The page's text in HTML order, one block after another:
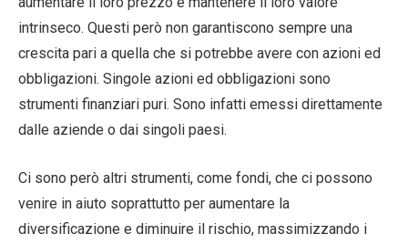
intrinseco. Questi però non garantiscono sempre una
crescita pari a quella che si potrebbe avere con azioni ed
obbligazioni. Singole azioni ed obbligazioni sono
strumenti finanziari puri. Sono infatti emessi direttamente
dalle aziende o dai singoli paesi.
Ci sono però altri strumenti, come fondi, che ci possono
venire in aiuto soprattutto per aumentare la
diversificazione e diminuire il rischio, massimizzando i